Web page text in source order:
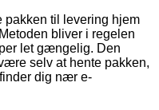
pakken til levering hjem
bliver i regelen
let gængelig. Den
selv at hente pakken,
dig nær e-